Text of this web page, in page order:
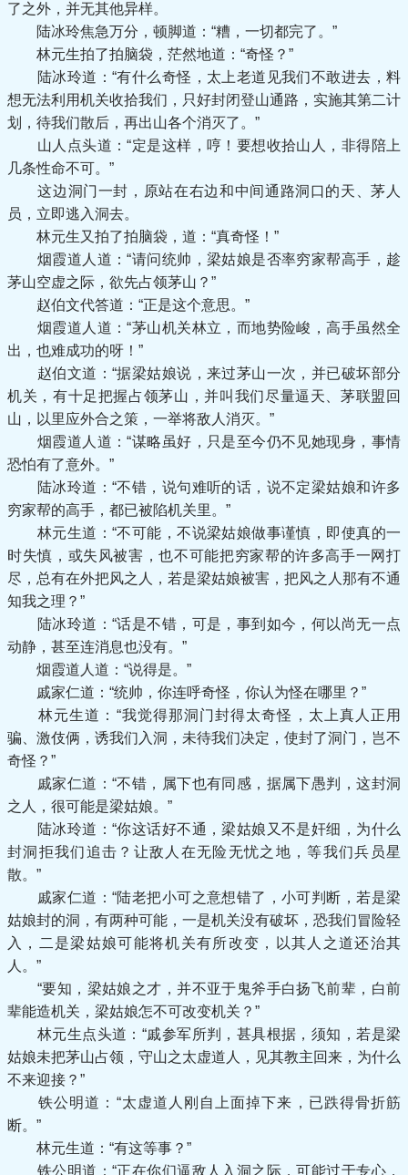
了之外，并无其他异样。
陆冰玲焦急万分，顿脚道：“糟，一切都完了。”
林元生拍了拍脑袋，茫然地道：“奇怪？”
陆冰玲道：“有什么奇怪，太上老道见我们不敢进去，料
想无法利用机关收拾我们，只好封闭登山通路，实施其第二计
划，待我们散后，再出山各个消灭了。”
山人点头道：“定是这样，哼！要想收拾山人，非得陪上
几条性命不可。”
这边洞门一封，原站在右边和中间通路洞口的天、茅人
员，立即逃入洞去。
林元生又拍了拍脑袋，道：“真奇怪！”
烟霞道人道：“请问统帅，梁姑娘是否率穷家帮高手，趁
茅山空虚之际，欲先占领茅山？”
赵伯文代答道：“正是这个意思。”
烟霞道人道：“茅山机关林立，而地势险峻，高手虽然全
出，也难成功的呀！”
赵伯文道：“据梁姑娘说，来过茅山一次，并已破坏部分
机关，有十足把握占领茅山，并叫我们尽量逼天、茅联盟回
山，以里应外合之策，一举将敌人消灭。”
烟霞道人道：“谋略虽好，只是至今仍不见她现身，事情
恐怕有了意外。”
陆冰玲道：“不错，说句难听的话，说不定梁姑娘和许多
穷家帮的高手，都已被陷机关里。”
林元生道：“不可能，不说梁姑娘做事谨慎，即使真的一
时失慎，或失风被害，也不可能把穷家帮的许多高手一网打
尽，总有在外把风之人，若是梁姑娘被害，把风之人那有不通
知我之理？”
陆冰玲道：“话是不错，可是，事到如今，何以尚无一点
动静，甚至连消息也没有。”
烟霞道人道：“说得是。”
戚家仁道：“统帅，你连呼奇怪，你认为怪在哪里？”
林元生道：“我觉得那洞门封得太奇怪，太上真人正用
骗、激伎俩，诱我们入洞，未待我们决定，使封了洞门，岂不
奇怪？”
戚家仁道：“不错，属下也有同感，据属下愚判，这封洞
之人，很可能是梁姑娘。”
陆冰玲道：“你这话好不通，梁姑娘又不是奸细，为什么
封洞拒我们追击？让敌人在无险无忧之地，等我们兵员星
散。”
戚家仁道：“陆老把小可之意想错了，小可判断，若是梁
姑娘封的洞，有两种可能，一是机关没有破坏，恐我们冒险轻
入，二是梁姑娘可能将机关有所改变，以其人之道还治其
人。”
“要知，梁姑娘之才，并不亚于鬼斧手白扬飞前辈，白前
辈能造机关，梁姑娘怎不可改变机关？”
林元生点头道：“戚参军所判，甚具根据，须知，若是梁
姑娘未把茅山占领，守山之太虚道人，见其教主回来，为什么
不来迎接？”
铁公明道：“太虚道人刚自上面掉下来，已跌得骨折筋
断。”
林元生道：“有这等事？”
铁公明道：“正在你们逼敌人入洞之际，可能过于专心，